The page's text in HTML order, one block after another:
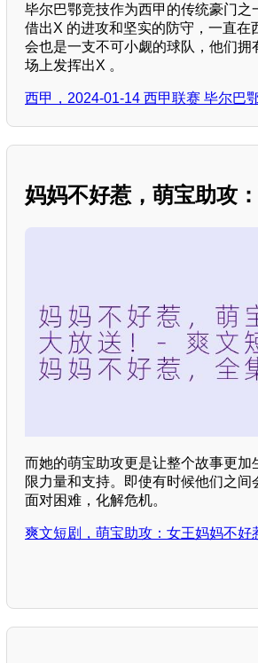
毕尔巴鄂竞技作为西甲的传统豪门
借出X 的进攻和坚实的防守，一直
会也是一支不可小觑的球队，他们
场上发挥出X 。
西甲，2024-01-14 西甲联赛 毕尔巴
妈妈不好惹，萌宝助攻
而她的萌宝助攻更是让整个故事更
限力量和支持。即使有时候他们之
面对困难，化解危机。
爽文短剧，萌宝助攻：女王妈妈不好